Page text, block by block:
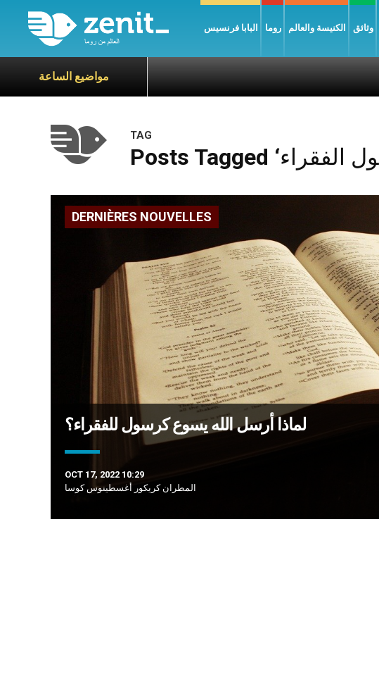
البابا فرنسيس روما الكنيسة والعالم وثائق
مواضيع الساعة
TAG
DERNIÈRES NOUVELLES
لماذا أرسل الله يسوع كرسول للفقراء؟
OCT 17, 2022 10:29
المطران كريكور أغسطينوس كوسا